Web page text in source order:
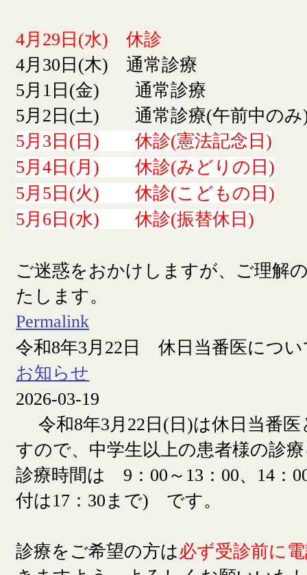
4月29日(水) 休診
4月30日(木) 通常診療
5月1日(金) 通常診療
5月2日(土) 通常診療(午前中のみ
5月3日(日) 休診(憲法記念日)
5月4日(月) 休診(みどりの日)
5月5日(火) 休診(こどもの日)
5月6日(水) 休診(振替休日)
ご迷惑をおかけしますが、ご理解
たします。
Permalink
令和8年3月22日 休日当番医につい
お知らせ
2026-03-19
令和8年3月22日(日)は休日当番
すので、中学生以上の患者様の診
診療時間は 9：00～13：00、14：
付は17：30まで) です。
診療をご希望の方は必ず受診前に